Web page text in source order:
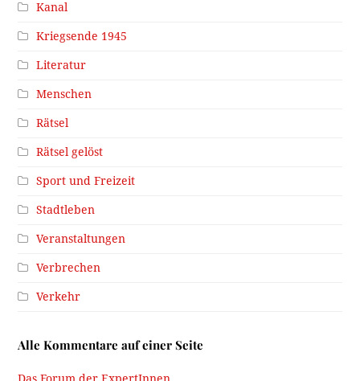
Kanal
Kriegsende 1945
Literatur
Menschen
Rätsel
Rätsel gelöst
Sport und Freizeit
Stadtleben
Veranstaltungen
Verbrechen
Verkehr
Alle Kommentare auf einer Seite